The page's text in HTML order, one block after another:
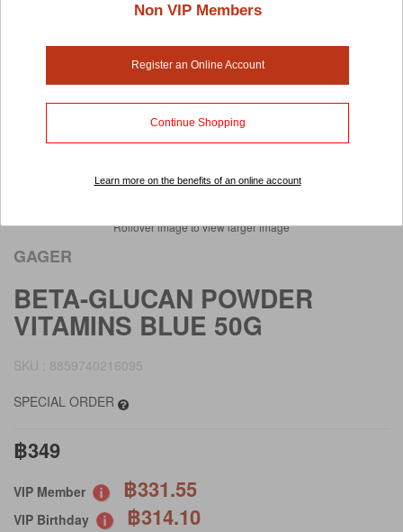
Rollover image to view larger image
GAGER
BETA-GLUCAN POWDER
VITAMINS BLUE 50G
SKU : 8859740216095
SPECIAL ORDER
฿349
VIP Member ฿331.55
VIP Birthday ฿314.10
Non VIP Members
Register an Online Account
Continue Shopping
Learn more on the benefits of an online account